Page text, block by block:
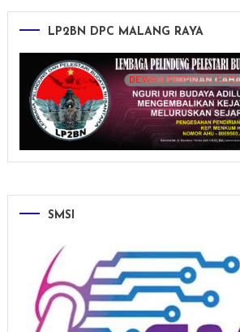
LP2BN DPC MALANG RAYA
SMSI